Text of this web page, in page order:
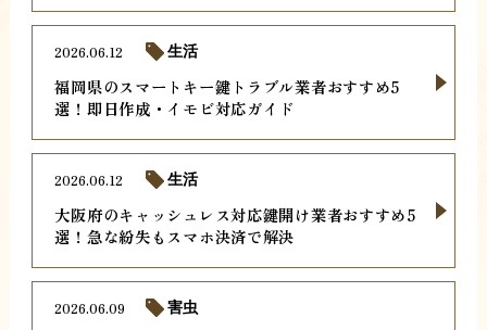
福岡県のスマートキー鍵トラブル業者おすすめ5
選！即日作成・イモビ対応ガイド
2026.06.12 生活
大阪府のキャッシュレス対応鍵開け業者おすすめ5
選！急な紛失もスマホ決済で解決
2026.06.12 生活
2026.06.09 害虫